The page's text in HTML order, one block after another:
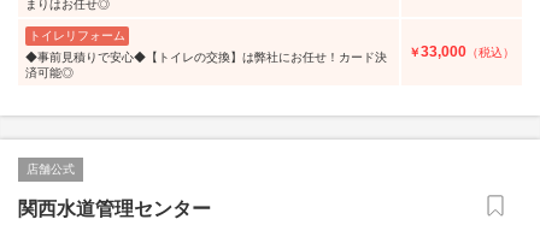
まりはお任せ◎
トイレリフォーム
◆事前見積りで安心◆【トイレの交換】は弊社にお任せ！カード決
済可能◎
￥33,000 （税込）
店舗公式
関西水道管理センター